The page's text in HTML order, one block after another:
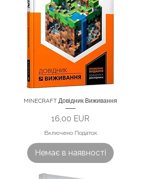
MINECRAFT Довідник Виживання
Ціна
16,00 EUR
Включено Податок
Немає в наявності